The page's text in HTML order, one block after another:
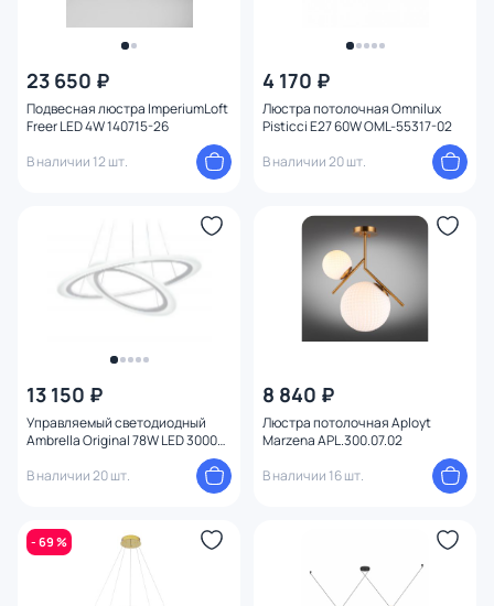
23 650 ₽
Подвесная люстра ImperiumLoft
Freer LED 4W 140715-26
В наличии 12 шт.
4 170 ₽
Люстра потолочная Omnilux
Pisticci E27 60W OML-55317-02
В наличии 20 шт.
13 150 ₽
Управляемый светодиодный
Ambrella Original 78W LED 3000К
В наличии 20 шт.
8 840 ₽
Люстра потолочная Aployt
Marzena APL.300.07.02
В наличии 16 шт.
- 69 %